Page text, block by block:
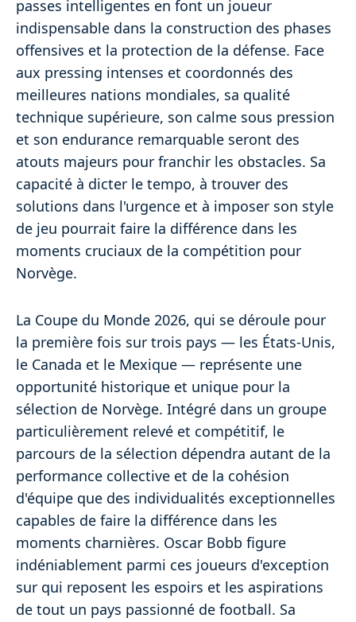
passes intelligentes en font un joueur
indispensable dans la construction des phases
offensives et la protection de la défense. Face
aux pressing intenses et coordonnés des
meilleures nations mondiales, sa qualité
technique supérieure, son calme sous pression
et son endurance remarquable seront des
atouts majeurs pour franchir les obstacles. Sa
capacité à dicter le tempo, à trouver des
solutions dans l'urgence et à imposer son style
de jeu pourrait faire la différence dans les
moments cruciaux de la compétition pour
Norvège.
La Coupe du Monde 2026, qui se déroule pour
la première fois sur trois pays — les États-Unis,
le Canada et le Mexique — représente une
opportunité historique et unique pour la
sélection de Norvège. Intégré dans un groupe
particulièrement relevé et compétitif, le
parcours de la sélection dépendra autant de la
performance collective et de la cohésion
d'équipe que des individualités exceptionnelles
capables de faire la différence dans les
moments charnières. Oscar Bobb figure
indéniablement parmi ces joueurs d'exception
sur qui reposent les espoirs et les aspirations
de tout un pays passionné de football. Sa